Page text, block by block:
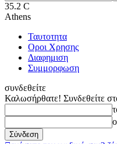
35.2 C
Athens
Ταυτοτητα
Οροι Χρησης
Διαφημιση
Συμμορφωση
συνδεθείτε
Καλωσήρθατε! Συνδεθείτε